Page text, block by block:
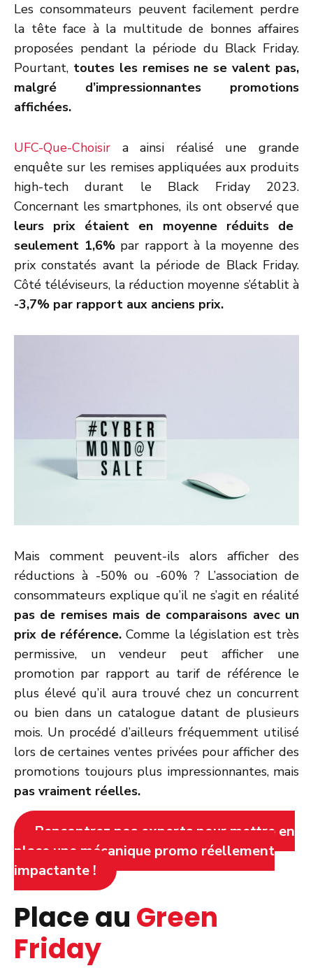
Les consommateurs peuvent facilement perdre
la tête face à la multitude de bonnes affaires
proposées pendant la période du Black Friday.
Pourtant, toutes les remises ne se valent pas,
malgré d’impressionnantes promotions
affichées.
UFC-Que-Choisir a ainsi réalisé une grande
enquête sur les remises appliquées aux produits
high-tech durant le Black Friday 2023.
Concernant les smartphones, ils ont observé que
leurs prix étaient en moyenne réduits de
seulement 1,6%par rapport à la moyenne des
prix constatés avant la période de Black Friday.
Côté téléviseurs, la réduction moyenne s’établit à
-3,7% par rapport aux anciens prix.
Mais comment peuvent-ils alors afficher des
réductions à -50% ou -60% ? L’association de
consommateurs explique qu’il ne s’agit en réalité
pas de remises mais de comparaisons avec un
prix de référence. Comme la législation est très
permissive, un vendeur peut afficher une
promotion par rapport au tarif de référence le
plus élevé qu’il aura trouvé chez un concurrent
ou bien dans un catalogue datant de plusieurs
mois. Un procédé d’ailleurs fréquemment utilisé
lors de certaines ventes privées pour afficher des
promotions toujours plus impressionnantes, mais
pas vraiment réelles.
Rencontrez nos experts pour mettre en
place une mécanique promo réellement
impactante !
Place au Green
Friday